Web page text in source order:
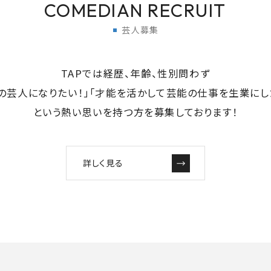
COMEDIAN RECRUIT
芸人募集
TAPでは経歴、年齢、性別問わず
芸人になりたい！」「才能を活かして芸能の仕事を生業にし
という熱い思いを持つ方を募集しております！
詳しく見る